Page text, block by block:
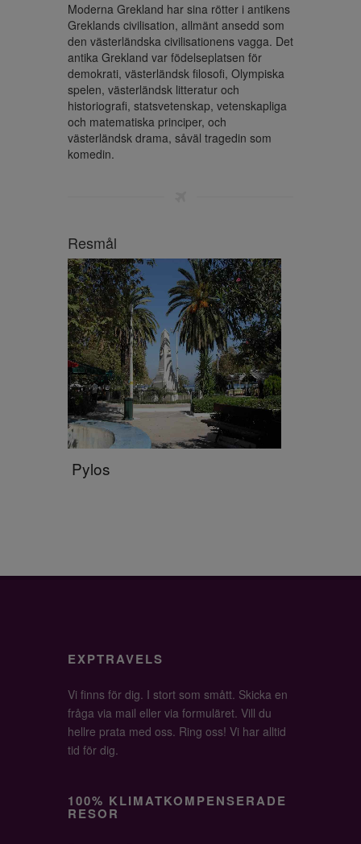
Moderna Grekland har sina rötter i antikens
Greklands civilisation, allmänt ansedd som
den västerländska civilisationens vagga. Det
antika Grekland var födelseplatsen för
demokrati, västerländsk filosofi, Olympiska
spelen, västerländsk litteratur och
historiografi, statsvetenskap, vetenskapliga
och matematiska principer, och
västerländsk drama, såväl tragedin som
komedin.
Resmål
Pylos
EXPTRAVELS
Vi finns för dig. I stort som smått. Skicka en
fråga via mail eller via formuläret. Vill du
hellre prata med oss. Ring oss! Vi har alltid
tid för dig.
100% KLIMATKOMPENSERADE
RESOR